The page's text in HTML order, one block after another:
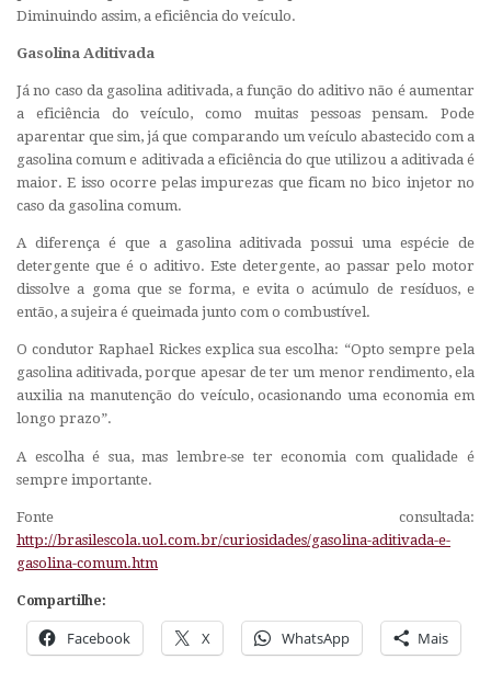
Diminuindo assim, a eficiência do veículo.
Gasolina Aditivada
Já no caso da gasolina aditivada, a função do aditivo não é aumentar
a eficiência do veículo, como muitas pessoas pensam. Pode
aparentar que sim, já que comparando um veículo abastecido com a
gasolina comum e aditivada a eficiência do que utilizou a aditivada é
maior. E isso ocorre pelas impurezas que ficam no bico injetor no
caso da gasolina comum.
A diferença é que a gasolina aditivada possui uma espécie de
detergente que é o aditivo. Este detergente, ao passar pelo motor
dissolve a goma que se forma, e evita o acúmulo de resíduos, e
então, a sujeira é queimada junto com o combustível.
O condutor Raphael Rickes explica sua escolha: “Opto sempre pela
gasolina aditivada, porque apesar de ter um menor rendimento, ela
auxilia na manutenção do veículo, ocasionando uma economia em
longo prazo”.
A escolha é sua, mas lembre-se ter economia com qualidade é
sempre importante.
Fonte consultada:
http://brasilescola.uol.com.br/curiosidades/gasolina-aditivada-e-
gasolina-comum.htm
Compartilhe:
Facebook X WhatsApp Mais